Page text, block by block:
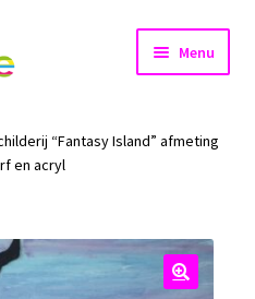
Menu
“Fantasy Island” afmeting
en acryl